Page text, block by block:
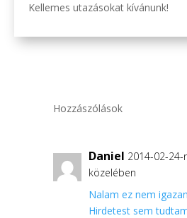
Kellemes utazásokat kívánunk!
Hozzászólások
Daniel 2014-02-24-
közelében
Nalam ez nem
Hirdetest sem